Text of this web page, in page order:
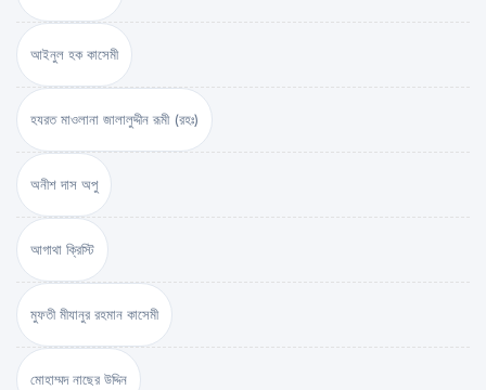
আইনুল হক কাসেমী
হযরত মাওলানা জালালুদ্দীন রূমী (রহঃ)
অনীশ দাস অপু
আগাথা ক্রিস্টি
মুফতী মীযানুর রহমান কাসেমী
মোহাম্মদ নাছের উদ্দিন